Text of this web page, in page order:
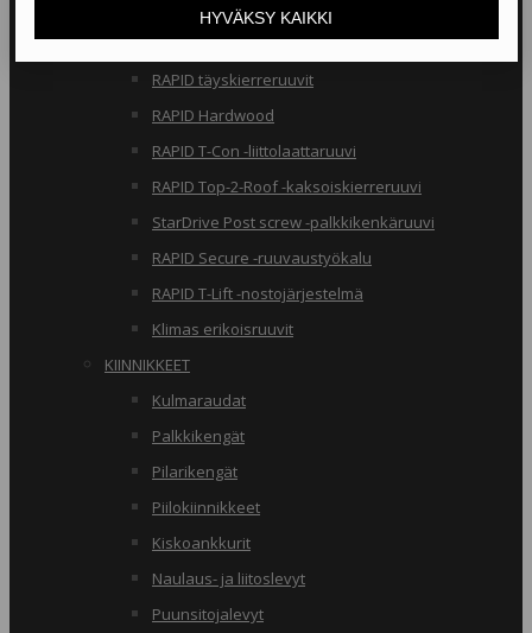
StarDrive GPR osakierreruuvit
Klimas täyskierreruuvit
RAPID täyskierreruuvit
RAPID Hardwood
RAPID T-Con -liittolaattaruuvi
RAPID Top-2-Roof -kaksoiskierreruuvi
StarDrive Post screw -palkkikenkäruuvi
RAPID Secure -ruuvaustyökalu
RAPID T-Lift -nostojärjestelmä
Klimas erikoisruuvit
KIINNIKKEET
Kulmaraudat
Palkkikengät
Pilarikengät
Piilokiinnikkeet
Kiskoankkurit
Naulaus- ja liitoslevyt
Puunsitojalevyt